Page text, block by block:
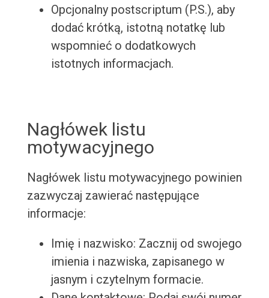
Opcjonalny postscriptum (P.S.), aby
dodać krótką, istotną notatkę lub
wspomnieć o dodatkowych
istotnych informacjach.
Nagłówek listu
motywacyjnego
Nagłówek listu motywacyjnego powinien
zazwyczaj zawierać następujące
informacje:
Imię i nazwisko: Zacznij od swojego
imienia i nazwiska, zapisanego w
jasnym i czytelnym formacie.